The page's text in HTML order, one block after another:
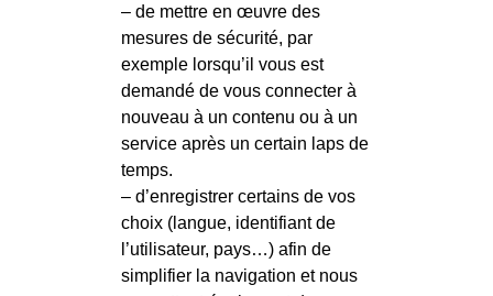
– de mettre en œuvre des
mesures de sécurité, par
exemple lorsqu’il vous est
demandé de vous connecter à
nouveau à un contenu ou à un
service après un certain laps de
temps.
– d’enregistrer certains de vos
choix (langue, identifiant de
l’utilisateur, pays…) afin de
simplifier la navigation et nous